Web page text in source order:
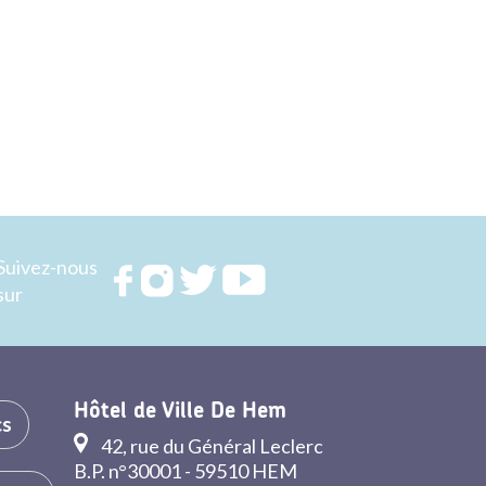
nous
RejoignezRejoignezRejoignez
Hôtel de Ville De Hem
42, rue du Général Leclerc
B.P. n°30001 - 59510 HEM